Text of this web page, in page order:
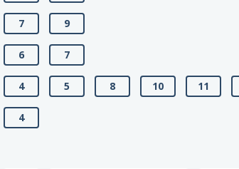
7 9
6 7
4 5 8 10 11
4